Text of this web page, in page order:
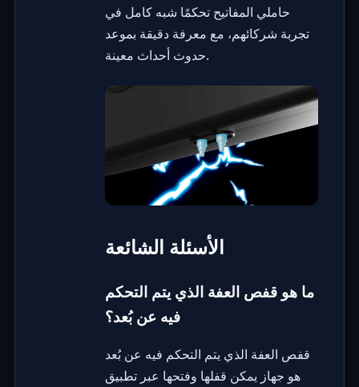
حاملي المفاتيح تحكمًا شبه كامل في
تجربة شركائهم، مع معرفة دقيقة بموعد
حدوث أحداث معينة.
الأسئلة الشائعة
ما هو قفص العفة الذي يتم التحكم
فيه عن بُعد؟
قفص العفة الذي يتم التحكم فيه عن بُعد
هو جهاز يمكن قفلها وفتحها عبر تطبيق